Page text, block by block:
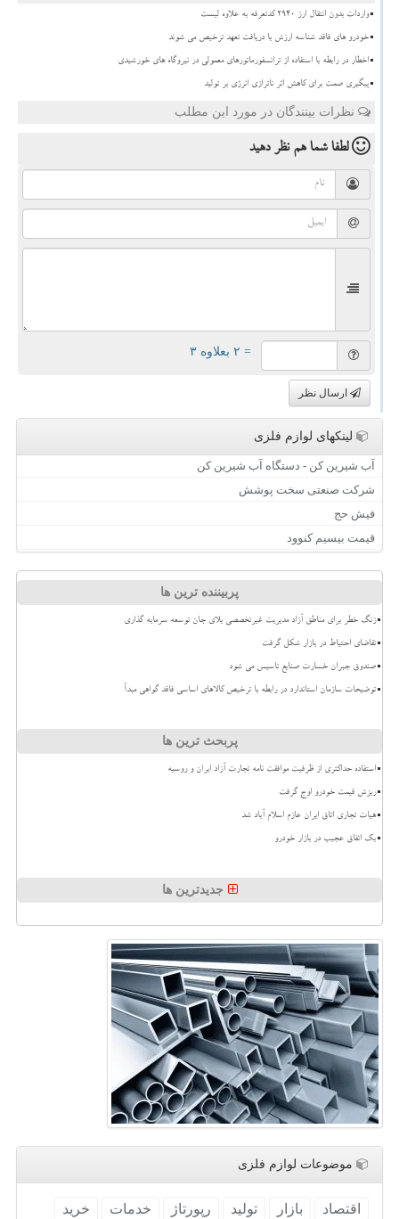
واردات بدون انتقال ارز ۲۹۴۰ کدتعرفه به علاوه لیست
خودرو های فاقد شناسه ارزش با دریافت تعهد ترخیص می شوند
اخطار در رابطه با استفاده از ترانسفورماتورهای معمولی در نیروگاه های خورشیدی
پیگیری صمت برای کاهش اثر ناترازی انرژی بر تولید
نظرات بینندگان در مورد این مطلب
لطفا شما همنظر دهید
= ۲ بعلاوه ۳
ارسال نظر
لینکهای لوازم فلزی
آب شیرین کن - دستگاه آب شیرین کن
شرکت صنعتی سخت پوشش
فیش حج
قیمت بیسیم کنوود
پربیننده ترین ها
زنگ خطر برای مناطق آزاد مدیریت غیرتخصصی بلای جان توسعه سرمایه گذاری
تقاضای احتیاط در بازار شکل گرفت
صندوق جبران خسارت صنایع تاسیس می شود
توضیحات سازمان استاندارد در رابطه با ترخیص کالاهای اساسی فاقد گواهی مبدأ
پربحث ترین ها
استفاده حداکثری از ظرفیت موافقت نامه تجارت آزاد ایران و روسیه
ریزش قیمت خودرو اوج گرفت
هیات تجاری اتاق ایران عازم اسلام آباد شد
بک اتفاق عجیب در بازار خودرو
جدیدترین ها
موضوعات لوازم فلزی
اقتصاد بازار تولید رپورتاژ خدمات خرید